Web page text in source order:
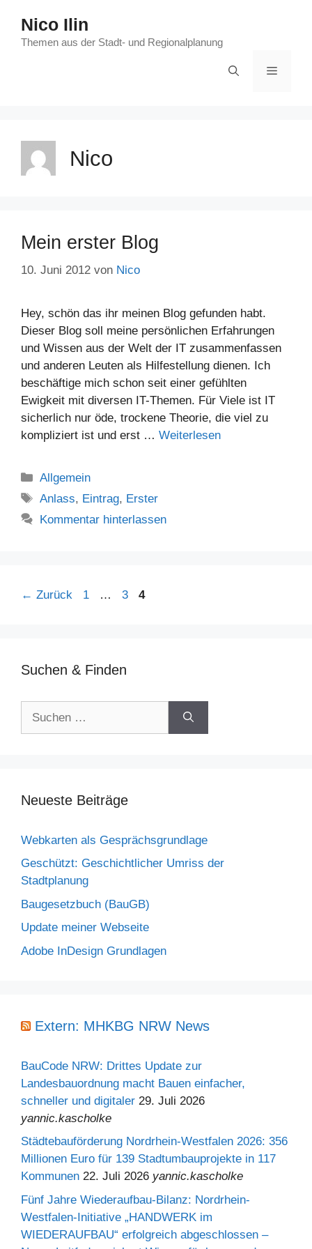
Inhalt
springen
Nico Ilin
Themen aus der Stadt- und Regionalplanung
Menü
Nico
Mein erster Blog
10. Juni 2012 von Nico
Hey, schön das ihr meinen Blog gefunden habt.
Dieser Blog soll meine persönlichen Erfahrungen
und Wissen aus der Welt der IT zusammenfassen
und anderen Leuten als Hilfestellung dienen. Ich
beschäftige mich schon seit einer gefühlten
Ewigkeit mit diversen IT-Themen. Für Viele ist IT
sicherlich nur öde, trockene Theorie, die viel zu
kompliziert ist und erst … Weiterlesen
Kategorien
Allgemein
Schlagwörter
Anlass, Eintrag, Erster
Kommentar hinterlassen
← Zurück Seite
1 … Seite
3 Seite
4
Suchen & Finden
Neueste Beiträge
Webkarten als Gesprächsgrundlage
Geschützt: Geschichtlicher Umriss der
Stadtplanung
Baugesetzbuch (BauGB)
Update meiner Webseite
Adobe InDesign Grundlagen
Extern: MHKBG NRW News
BauCode NRW: Drittes Update zur
Landesbauordnung macht Bauen einfacher,
schneller und digitaler 29. Juli 2026
yannic.kascholke
Städtebauförderung Nordrhein-Westfalen 2026: 356
Millionen Euro für 139 Stadtumbauprojekte in 117
Kommunen 22. Juli 2026 yannic.kascholke
Fünf Jahre Wiederaufbau-Bilanz: Nordrhein-
Westfalen-Initiative „HANDWERK im
WIEDERAUFBAU“ erfolgreich abgeschlossen –